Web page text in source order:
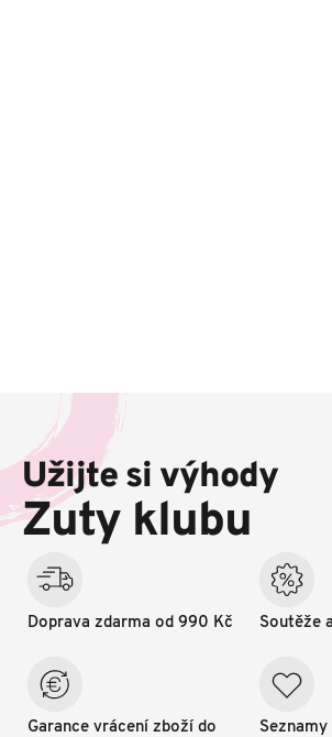
a
í
Užijte si výhody
Zuty klubu
Doprava zdarma od 990 Kč
Garance vrácení zboží do
Soutěže